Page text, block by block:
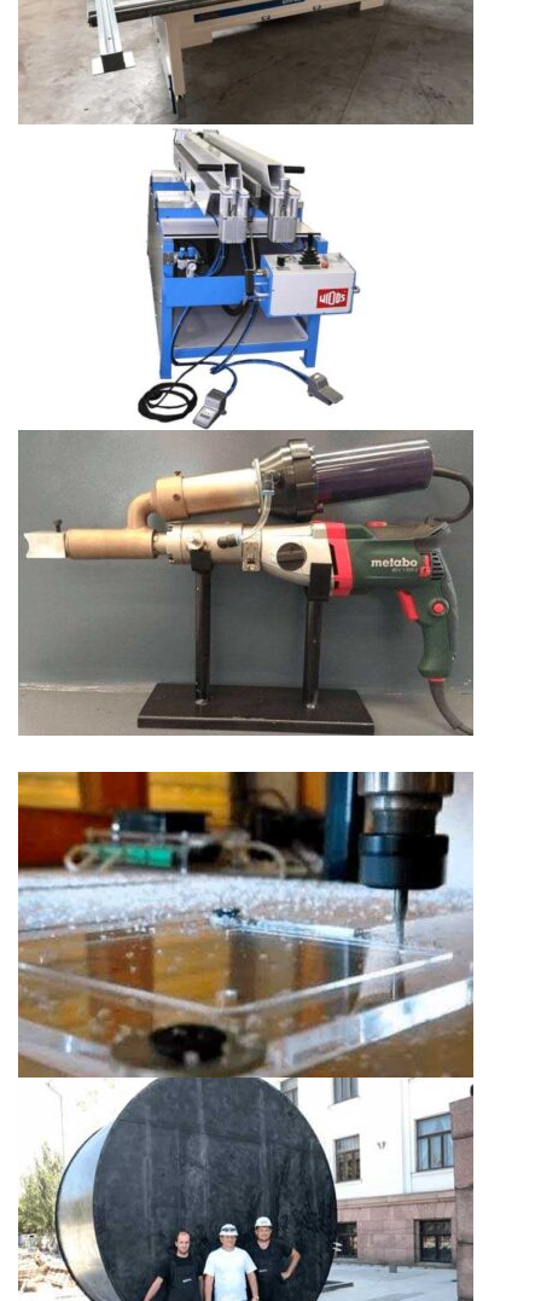
Прямолинейная порезка
Бесшовная сварка/стыковка
Экструзионная сварка
Фрезеровка или
криволинейная порезка